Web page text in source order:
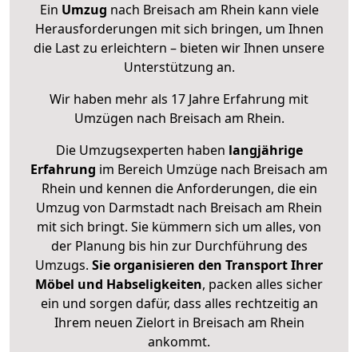
Ein Umzug nach Breisach am Rhein kann viele
Herausforderungen mit sich bringen, um Ihnen
die Last zu erleichtern – bieten wir Ihnen unsere
Unterstützung an.
Wir haben mehr als 17 Jahre Erfahrung mit
Umzügen nach Breisach am Rhein.
Die Umzugsexperten haben langjährige
Erfahrung im Bereich Umzüge nach Breisach am
Rhein und kennen die Anforderungen, die ein
Umzug von Darmstadt nach Breisach am Rhein
mit sich bringt. Sie kümmern sich um alles, von
der Planung bis hin zur Durchführung des
Umzugs. Sie organisieren den Transport Ihrer
Möbel und Habseligkeiten, packen alles sicher
ein und sorgen dafür, dass alles rechtzeitig an
Ihrem neuen Zielort in Breisach am Rhein
ankommt.